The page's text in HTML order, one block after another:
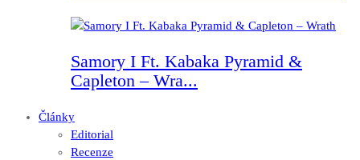
Samory I Ft. Kabaka Pyramid &
Capleton – Wra...
Články
Editorial
Recenze